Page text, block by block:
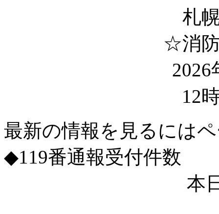
札
☆消
2026
12
最新の情報を見るには
◆119番通報受付件数
本